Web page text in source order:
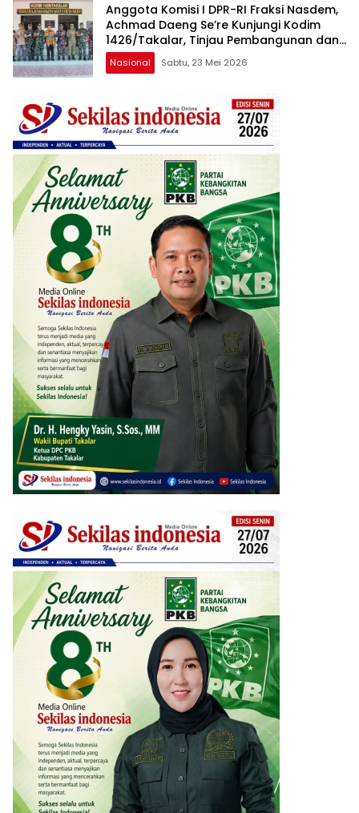
Anggota Komisi I DPR-RI Fraksi Nasdem,
Achmad Daeng Se’re Kunjungi Kodim
1426/Takalar, Tinjau Pembangunan dan
Serap Aspirasi Prajurit
Nasional Sabtu, 23 Mei 2026